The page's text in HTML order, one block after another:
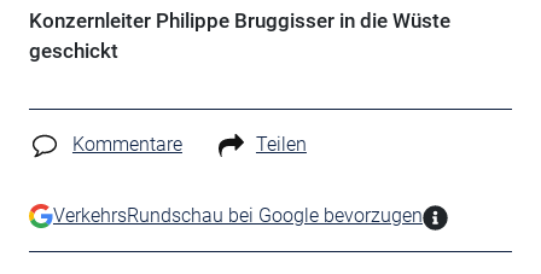
Konzernleiter Philippe Bruggisser in die Wüste
geschickt
Kommentare Teilen
VerkehrsRundschau bei Google bevorzugen